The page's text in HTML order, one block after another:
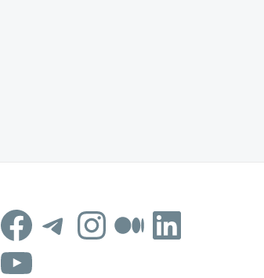
Facebook
Telegram
Instagram
YouTube